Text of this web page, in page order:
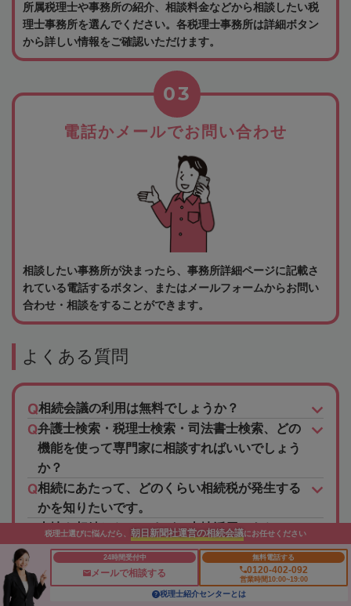
所属税理士や事務所の紹介、相談料金などから相談したい税
理士事務所を選んでください。各税理士事務所は詳細ボタン
から詳しい情報をご確認いただけます。
電話かメールでお問い合わせ
03
相談したい事務所が決まったら、事務所詳細ページに記載さ
れている電話するボタン、またはメールフォームからお問い
合わせ・相談をすることができます。
よくある質問
相続会議の利用は無料でしょうか？
弁護士検索・税理士検索・司法書士検索、どの
機能を使って専門家に相談すればいいでしょう
か？
相続にあたって、どのくらい相続税が発生する
かを知りたいです。
土地を相続したのですが、土地活用にあたって
信頼できる相談先を探しています。
相続についてわからない事が多いため、手続き
や相談先、法律など色々知りたいです。
税理士選びに悩んだら、 朝日新聞社運営の相続会議にお任せください
24時間受付中
メールで相談する
無料電話する
0120-402-092
営業時間10:00~19:00
税理士紹介センターとは